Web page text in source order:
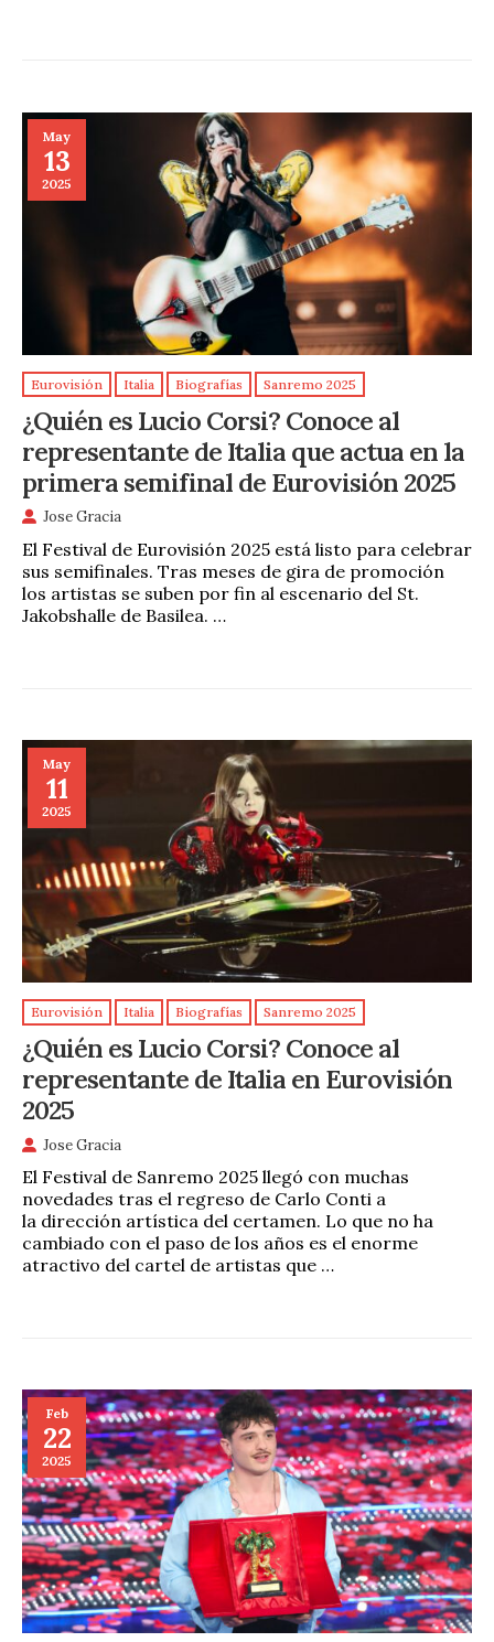
May
13
2025
Eurovisión Italia Biografías Sanremo 2025
¿Quién es Lucio Corsi? Conoce al
representante de Italia que actua en la
primera semifinal de Eurovisión 2025
Jose Gracia
El Festival de Eurovisión 2025 está listo para celebrar
sus semifinales. Tras meses de gira de promoción
los artistas se suben por fin al escenario del St.
Jakobshalle de Basilea. …
May
11
2025
Eurovisión Italia Biografías Sanremo 2025
¿Quién es Lucio Corsi? Conoce al
representante de Italia en Eurovisión
2025
Jose Gracia
El Festival de Sanremo 2025 llegó con muchas
novedades tras el regreso de Carlo Conti a
la dirección artística del certamen. Lo que no ha
cambiado con el paso de los años es el enorme
atractivo del cartel de artistas que …
Feb
22
2025